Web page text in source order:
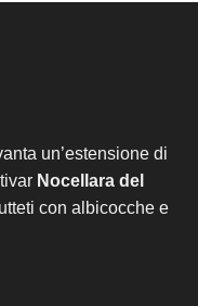
un’estensione di
Nocellara del
con albicocche e